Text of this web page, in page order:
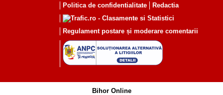
Politica de confidentialitate
Redactia
Regulament postare și moderare comentarii
Bihor Online